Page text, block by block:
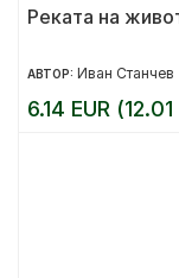
Реката на
АВТОР: Иван Станчев
6.14 EUR